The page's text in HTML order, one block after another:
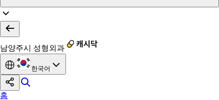
남양주시 성형외과
한국어
홈